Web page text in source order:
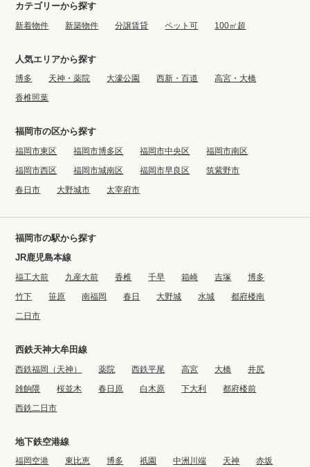
カテゴリーから探す
新着物件 新築物件 分譲賃貸 ペット可 100㎡超
人気エリアから探す
博多 天神・薬院 大濠公園 西新・百道
高宮・大橋
香椎照葉
福岡市の区から探す
福岡市東区 福岡市博多区 福岡市中央区
福岡市南区
福岡市西区
福岡市城南区 福岡市早良区
筑紫野市
春日市
大野城市 太宰府市
福岡市の駅から探す
JR鹿児島本線
福工大前 九産大前 香椎 千早 箱崎 吉塚
博多
竹下
笹原 南福岡 春日 大野城 水城
都府楼南
二日市
西鉄天神大牟田線
西鉄福岡（天神） 薬院 西鉄平尾 高宮 大橋
井尻
雑餉隈
桜並木 春日原 白木原 下大利
都府楼前
西鉄二日市
地下鉄空港線
福岡空港 東比恵 博多 祇園 中洲川端 天神
赤坂